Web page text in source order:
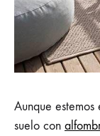
Aunque
suelo con